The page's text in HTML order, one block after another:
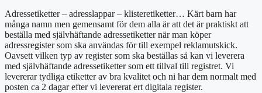
Adressetiketter – adresslappar – klisteretiketter… Kärt barn har
många namn men gemensamt för dem alla är att det är praktiskt att
beställa med självhäftande adressetiketternär man köper
adressregister som ska användas för till exempel reklamutskick.
Oavsett vilken typ av register som ska beställas så kan vi leverera
med självhäftande adressetiketter som ett tillval till registret. Vi
levererar tydliga etiketter av bra kvalitet och ni har dem normalt med
posten ca 2 dagar efter vi levererat ert digitala register.